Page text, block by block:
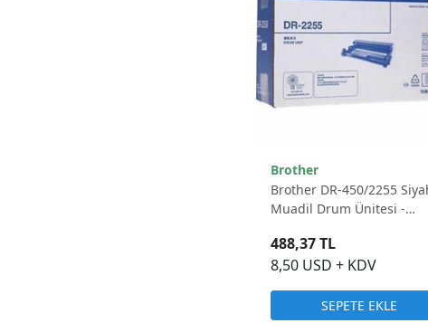
Brother
Brother DR-450/2255
Muadil Drum Ünitesi -
8,50 USD + KDV
488,37 TL
SEPETE EKLE